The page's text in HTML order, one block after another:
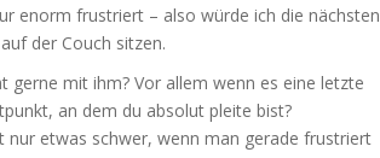
enorm frustriert – also würde ich die nächsten
der Couch sitzen.
gerne mit ihm? Vor allem wenn es eine letzte
an dem du absolut pleite bist?
etwas schwer, wenn man gerade frustriert